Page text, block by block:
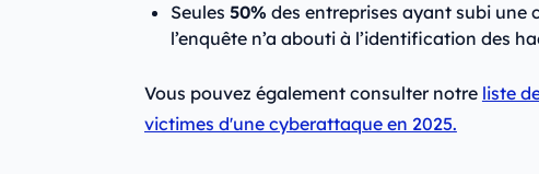
Seules 50% des entreprises ayant subi
l’enquête n’a abouti à l’identification des
Vous pouvez également consulter notre liste
victimes d'une cyberattaque en 2025.